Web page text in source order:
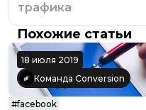
трафика
Похожие статьи
18 июля 2019
Команда Conversion
#facebook